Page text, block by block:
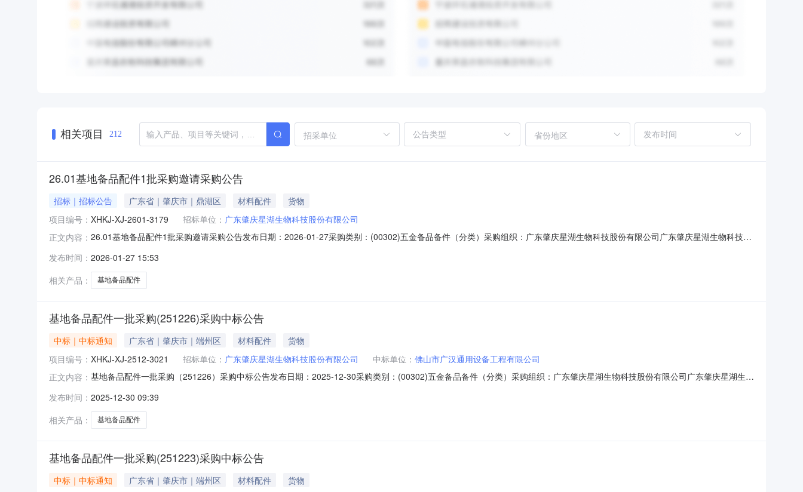
相关项目 212 招采单位 省份地区
26.01基地备品配件1批采购邀请采购公告
招标｜招标公告 广东省｜肇庆市｜鼎湖区 材料配件
货物
项目编号： XHKJ-XJ-2601-3179 招标单位： 广东肇庆星湖生物科技股份有限公司
正文内容： 26.01基地备品配件1批采购邀请采购公告发布日期：2026-01-27采购类别：(00302)五金备品备件（分类）采购组织：广东肇庆星湖生物科技股份有限公司广东肇庆星湖生物科技股
号：XHKJ-XJ-2601-3179项目标名：26.01基地备品配件1批采购邀请交货地点和时间：广东省肇庆市鼎湖区坑口莲花路星湖科技生物工程基地,2026-02-05物资名称及
发布时间： 2026-01-27 15:53
相关产品：
基地备品配件
基地备品配件一批采购(251226)采购中标公告
中标｜中标通知 广东省｜肇庆市｜端州区 材料配件
货物
项目编号： XHKJ-XJ-2512-3021 招标单位： 广东肇庆星湖生物科技股份有限公司 中标单位： 佛山市广汉通用设备工程有限公司
正文内容： 基地备品配件一批采购（251226）采购中标公告发布日期：2025-12-30采购类别：(00302)五金备品备件（分类）采购组织：广东肇庆星湖生物科技股份有限公司广东肇庆星湖生物
标号：XHKJ-XJ-2512-3021项目标名：基地备品配件一批采购（251226）中标单位：佛山市广汉通用设备工程有限公司；肇庆市端州区兆正商贸有限公司；肇庆市诚业贸易有限公
发布时间： 2025-12-30 09:39
相关产品：
基地备品配件
基地备品配件一批采购(251223)采购中标公告
中标｜中标通知 广东省｜肇庆市｜端州区 材料配件
货物